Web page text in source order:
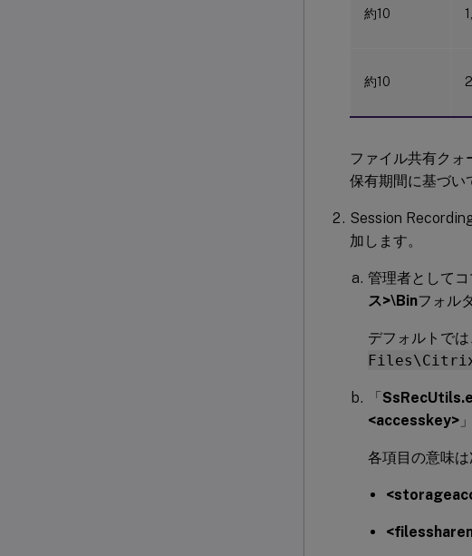
約10
約10
ファイル共有クォ
保有期間に基づい
Session
加します。
管理者として
ス>\Binフォル
デフォルトで
「
<accesskey>
各項目の意味は